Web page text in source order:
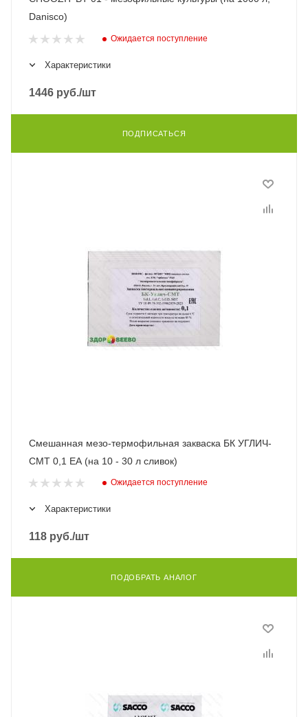
Danisco)
Ожидается поступление
Характеристики
1446 руб./шт
ПОДПИСАТЬСЯ
Смешанная мезо-термофильная закваска БК УГЛИЧ-
СМТ 0,1 ЕА (на 10 - 30 л сливок)
Ожидается поступление
Характеристики
118 руб./шт
ПОДОБРАТЬ АНАЛОГ